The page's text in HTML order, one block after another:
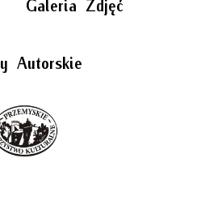
Autorskie